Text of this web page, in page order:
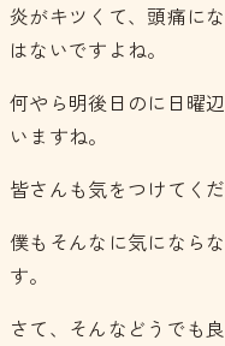
炎がキツくて、頭痛に
はないですよね。
何やら明後日のに日曜
いますね。
皆さんも気をつけてくだ
僕もそんなに気になら
す。
さて、そんなどうでも